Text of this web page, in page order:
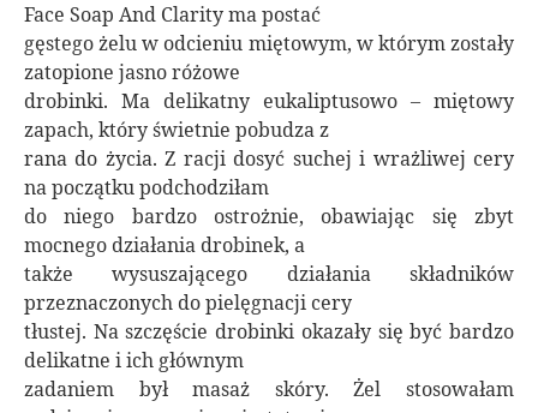
Face Soap And Clarity ma postać
gęstego żelu w odcieniu miętowym, w którym zostały
zatopione jasno różowe
drobinki. Ma delikatny eukaliptusowo – miętowy
zapach, który świetnie pobudza z
rana do życia. Z racji dosyć suchej i wrażliwej cery
na początku podchodziłam
do niego bardzo ostrożnie, obawiając się zbyt
mocnego działania drobinek, a
także wysuszającego działania składników
przeznaczonych do pielęgnacji cery
tłustej. Na szczęście drobinki okazały się być bardzo
delikatne i ich głównym
zadaniem był masaż skóry. Żel stosowałam